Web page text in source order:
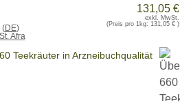
(DE)
Afra
131,05 €
exkl. MwSt.
(Preis pro 1kg: 131,05 €)
Teekräuter in Arzneibuchqualität